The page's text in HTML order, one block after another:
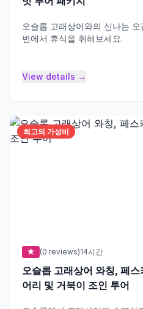
오슬롭 고래상어와의 신나는
변에서 휴식을 취해보세요.
View details →
최고의 가성비
★ (0 reviews)14시간
오슬롭 고래상어 와칭, 페스
어리 및 거북이 조인 투어